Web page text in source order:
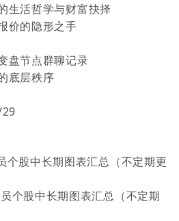
生活哲学与财富抉择
价的隐形之手
盘节点群聊记录
底层秩序
个股中长期图表汇总（不定期更
个股中长期图表汇总（不定期